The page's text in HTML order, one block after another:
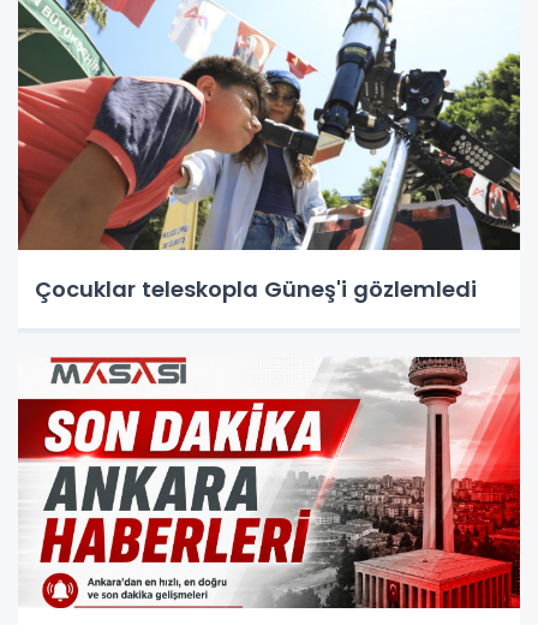
Çocuklar teleskopla Güneş'i gözlemledi